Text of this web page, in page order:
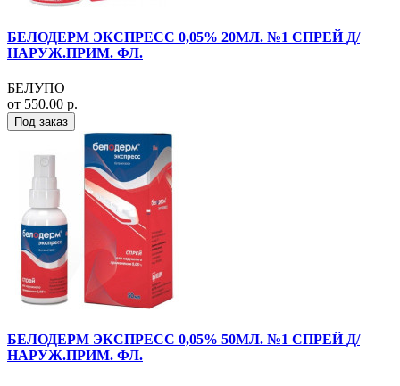
БЕЛОДЕРМ ЭКСПРЕСС 0,05% 20МЛ. №1 СПРЕЙ Д/
НАРУЖ.ПРИМ. ФЛ.
БЕЛУПО
от 550.00 р.
Под заказ
БЕЛОДЕРМ ЭКСПРЕСС 0,05% 50МЛ. №1 СПРЕЙ Д/
НАРУЖ.ПРИМ. ФЛ.